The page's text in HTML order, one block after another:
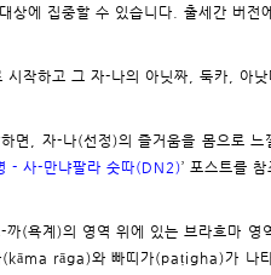
상에 집중할 수 있습니다. 출세간 버전
작하고 그 자-나의 아닛짜, 둑카, 아
면, 자-나(선정)의 즐거움을 몸으로 느
- 사-만냐팔라 숫따(DN2)’ 포스트를 참
(욕계)의 영역 위에 있는 브라흐마
rāga)와 빠띠가(paṭigha)가 나